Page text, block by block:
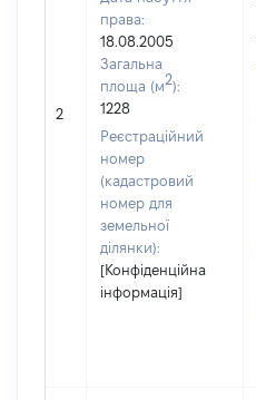
2
права:
18.08.2005
Загальна
площа (м2):
1228
Реєстраційний
номер
(кадастровий
номер для
земельної
ділянки):
[Конфіденційна
інформація]